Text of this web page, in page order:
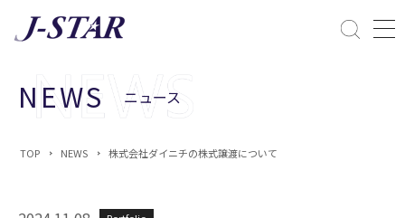
課題解決
ESGへの配慮
NEWS ニュース
TOP NEWS 株式会社ダイニチの株式譲渡について